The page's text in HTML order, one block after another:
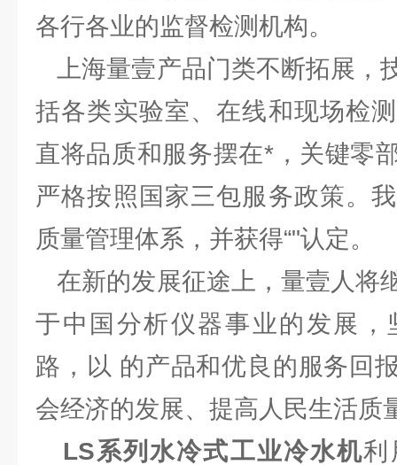
各行各业的监督检测机构。
上海量壹产品门类不断拓展，
括各类实验室、在线和现场检
直将品质和服务摆在*，关键零
严格按照国家三包服务政策。
质量管理体系，并获得“"认定。
在新的发展征途上，量壹人将
于中国分析仪器事业的发展，
路，以 的产品和优良的服务回
会经济的发展、提高人民生活质
LS系列水冷式工业冷水机利